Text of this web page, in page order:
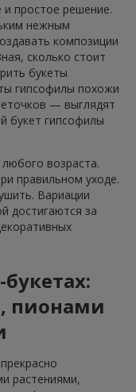
простое решение.
нежным
композиции
сколько стоит
букеты
гипсофилы похожи
— выглядят
букет гипсофилы
возраста.
правильном уходе.
Вариации
достигаются за
пионами
растениями,